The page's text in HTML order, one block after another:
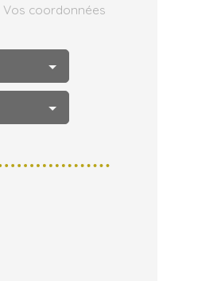
Vos coordonnées